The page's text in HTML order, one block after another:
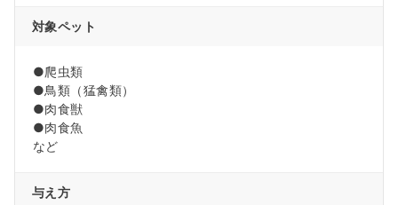
対象ペット
●爬虫類
●鳥類（猛禽類）
●肉食獣
●肉食魚
など
与え方